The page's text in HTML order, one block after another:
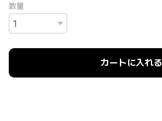
数量
カートに入れる